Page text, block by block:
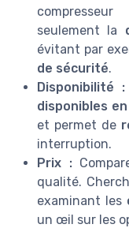
seulement la
évitant par
de sécurité.
Disponibilité :
disponibles
et permet de
interruption.
Prix :
qualité.
examinant les
un œil sur les